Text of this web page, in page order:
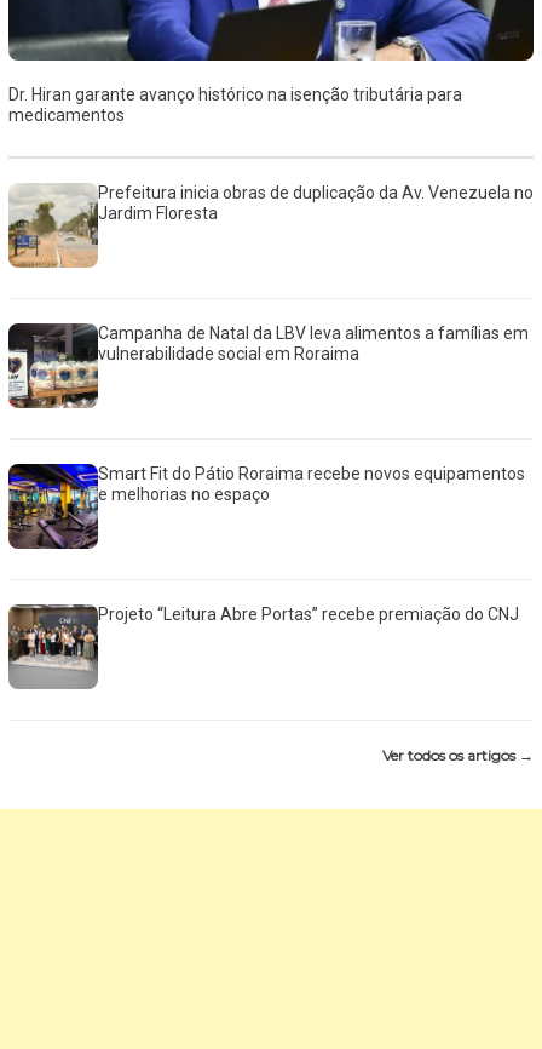
Dr. Hiran garante avanço histórico na isenção tributária para
medicamentos
Prefeitura inicia obras de duplicação da Av. Venezuela no
Jardim Floresta
Campanha de Natal da LBV leva alimentos a famílias em
vulnerabilidade social em Roraima
Smart Fit do Pátio Roraima recebe novos equipamentos
e melhorias no espaço
Projeto “Leitura Abre Portas” recebe premiação do CNJ
Ver todos os artigos →